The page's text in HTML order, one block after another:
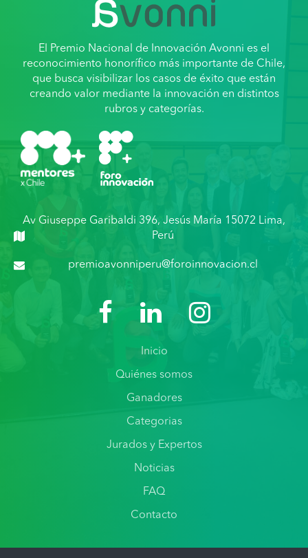
El Premio Nacional de Innovación Avonni es el
reconocimiento honorífico más importante de Chile,
que busca visibilizar los casos de éxito que están
creando valor mediante la innovación en distintos
rubros y categorías.
Av Giuseppe Garibaldi 396, Jesús María 15072 Lima,
Perú
premioavonniperu@foroinnovacion.cl
Inicio
Quiénes somos
Ganadores
Categorias
Jurados y Expertos
Noticias
FAQ
Contacto